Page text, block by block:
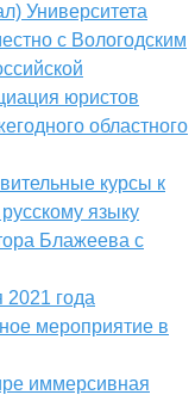
Университета
с Вологодским
юристов
областного
курсы к
языку
Блажеева с
года
мероприятие в
иммерсивная